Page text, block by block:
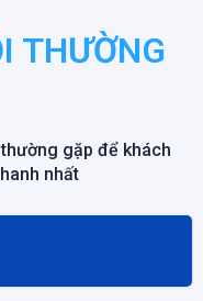
THƯỜNG
gặp để khách
nhất